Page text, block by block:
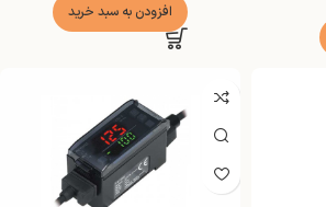
افزودن به سبد خرید